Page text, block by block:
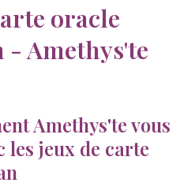
oracle
- Amethys'te
Amethys'te vous
les jeux de carte